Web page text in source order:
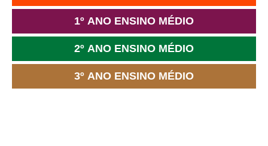
1º ANO ENSINO MÉDIO
2º ANO ENSINO MÉDIO
3º ANO ENSINO MÉDIO